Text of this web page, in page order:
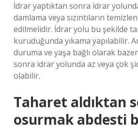
İdrar yaptıktan sonra idrar
damlama veya sızıntıların
edilmelidir. İdrar yolu bu şekilde
kuruduğunda yıkama yapılabilir.
duruma ve yaşa bağlı olarak
sonra idrar yolunda az veya çok
olabilir.
Taharet aldıktan
osurmak abdesti